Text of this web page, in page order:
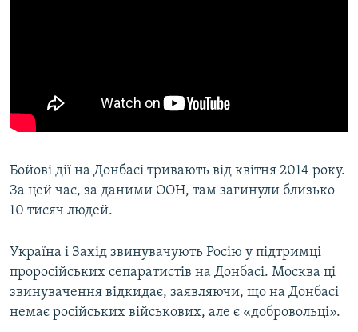
Бойові дії на Донбасі тривають від квітня 2014 року.
За цей час, за даними ООН, там загинули близько
10 тисяч людей.
Україна і Захід звинувачують Росію у підтримці
проросійських сепаратистів на Донбасі. Москва ці
звинувачення відкидає, заявляючи, що на Донбасі
немає російських військових, але є «добровольці».